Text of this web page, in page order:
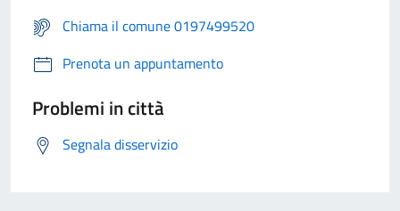
Chiama il comune 0197499520
Prenota un appuntamento
Problemi in città
Segnala disservizio